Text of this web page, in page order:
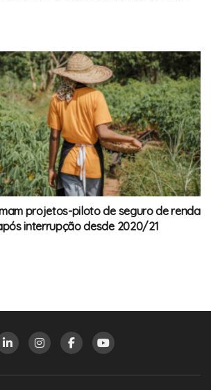
projetos-piloto de seguro de renda
interrupção desde 2020/21